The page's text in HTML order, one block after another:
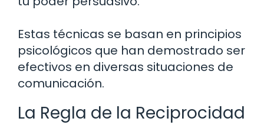
Estas técnicas se basan en principios
psicológicos que han demostrado ser
efectivos en diversas situaciones de
comunicación.
La Regla de la Reciprocidad